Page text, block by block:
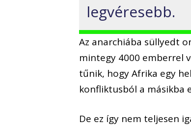
legvéresebb.
Az anarchiába süllyedt
mintegy 4000 emberrel
tűnik, hogy Afrika egy
konfliktusból a másikba
De ez így nem teljesen